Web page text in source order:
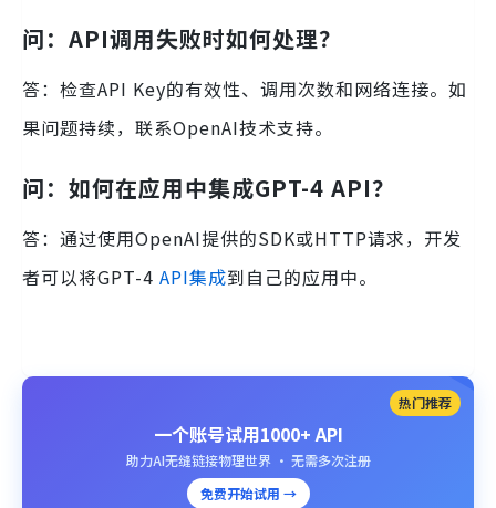
问：API调用失败时如何处理？
答：检查API Key的有效性、调用次数和网络连接。如
果问题持续，联系OpenAI技术支持。
问：如何在应用中集成GPT-4 API？
答：通过使用OpenAI提供的SDK或HTTP请求，开发
者可以将GPT-4 API集成到自己的应用中。
热门推荐
一个账号试用1000+ API
助力AI无缝链接物理世界 · 无需多次注册
免费开始试用 →